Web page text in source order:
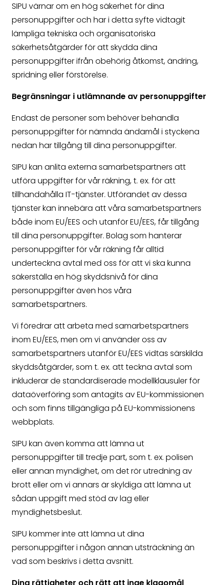
SIPU värnar om en hög säkerhet för dina
personuppgifter och har i detta syfte vidtagit
lämpliga tekniska och organisatoriska
säkerhetsåtgärder för att skydda dina
personuppgifter ifrån obehörig åtkomst, ändring,
spridning eller förstörelse.
Begränsningar i utlämnande av personuppgifter
Endast de personer som behöver behandla
personuppgifter för nämnda ändamål i styckena
nedan har tillgång till dina personuppgifter.
SIPU kan anlita externa samarbetspartners att
utföra uppgifter för vår räkning, t. ex. för att
tillhandahålla IT-tjänster. Utförandet av dessa
tjänster kan innebära att våra samarbetspartners
både inom EU/EES och utanför EU/EES, får tillgång
till dina personuppgifter. Bolag som hanterar
personuppgifter för vår räkning får alltid
underteckna avtal med oss för att vi ska kunna
säkerställa en hög skyddsnivå för dina
personuppgifter även hos våra
samarbetspartners.
Vi föredrar att arbeta med samarbetspartners
inom EU/EES, men om vi använder oss av
samarbetspartners utanför EU/EES vidtas särskilda
skyddsåtgärder, som t. ex. att teckna avtal som
inkluderar de standardiserade modellklausuler för
dataöverföring som antagits av EU-kommissionen
och som finns tillgängliga på EU-kommissionens
webbplats.
SIPU kan även komma att lämna ut
personuppgifter till tredje part, som t. ex. polisen
eller annan myndighet, om det rör utredning av
brott eller om vi annars är skyldiga att lämna ut
sådan uppgift med stöd av lag eller
myndighetsbeslut.
SIPU kommer inte att lämna ut dina
personuppgifter i någon annan utsträckning än
vad som beskrivs i detta avsnitt.